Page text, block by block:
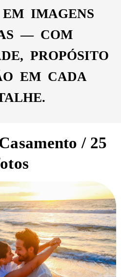
IMAGENS
— COM
PROPÓSITO
EM CADA
/ 25